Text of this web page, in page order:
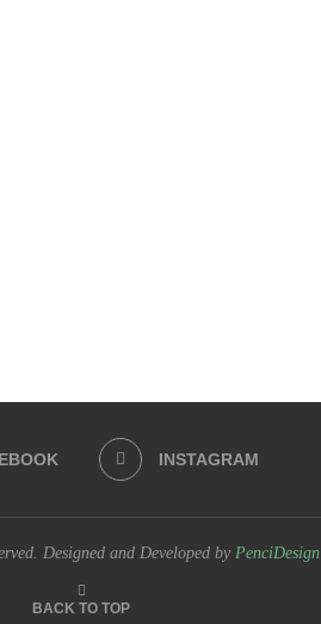
INSTAGRAM
Designed and Developed by PenciDesign
BACK TO TOP